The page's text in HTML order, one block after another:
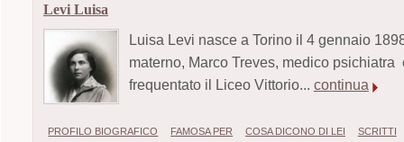
Levi Luisa
Luisa Levi nasce a Torino il 4 gennaio
materno, Marco Treves, medico
frequentato il Liceo Vittorio... continua
PROFILO BIOGRAFICO FAMOSA PER COSA DICONO DI LEI SCRITTI